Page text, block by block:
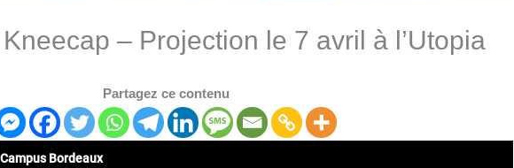
– Projection le 7 avril à l’Utopia
Partagez ce contenu
Bordeaux